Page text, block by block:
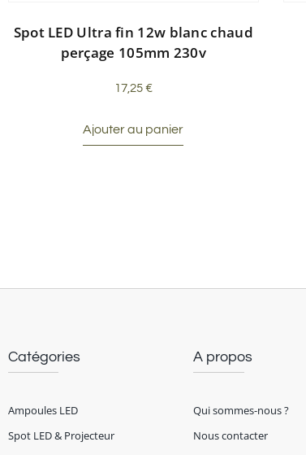
Spot LED Ultra fin 12w blanc chaud
perçage 105mm 230v
17,25 €
Ajouter au panier
Catégories
Ampoules LED
Spot LED & Projecteur
A propos
Qui sommes-nous ?
Nous contacter